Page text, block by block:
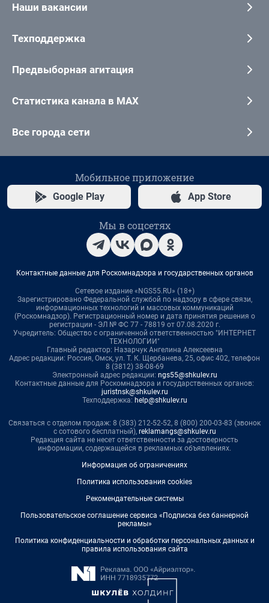
Наши вакансии
Техподдержка
Предвыборная агитация
Статистика канала в MAX
Все города сети
Мобильное приложение
Google Play App Store
Мы в соцсетях
Контактные данные для Роскомнадзора и государственных органов
Сетевое издание «NGS55.RU» (18+)
Зарегистрировано Федеральной службой по надзору в сфере связи,
информационных технологий и массовых коммуникаций
(Роскомнадзор). Регистрационный номер и дата принятия решения о
регистрации - ЭЛ № ФС 77 - 78819 от 07.08.2020 г.
Учредитель: Общество с ограниченной ответственностью "ИНТЕРНЕТ
ТЕХНОЛОГИИ"
Главный редактор: Назарчук Ангелина Алексеевна
Адрес редакции: Россия, Омск, ул. Т. К. Щербанева, 25, офис 402, телефон
8 (3812) 38-08-69
Электронный адрес редакции: ngs55@shkulev.ru
Контактные данные для Роскомнадзора и государственных органов:
juristnsk@shkulev.ru
Техподдержка: help@shkulev.ru
Связаться с отделом продаж: 8 (383) 212-52-52, 8 (800) 200-03-83 (звонок
с сотового бесплатный), reklamangs@shkulev.ru
Редакция сайта не несет ответственности за достоверность
информации, содержащейся в рекламных объявлениях.
Информация об ограничениях
Политика использования cookies
Рекомендательные системы
Пользовательское соглашение сервиса «Подписка без баннерной
рекламы»
Политика конфиденциальности и обработки персональных данных и
правила использования сайта